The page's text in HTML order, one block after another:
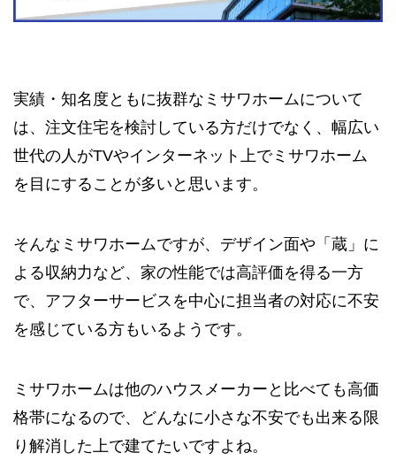
実績・知名度ともに抜群なミサワホームについて
は、注文住宅を検討している方だけでなく、幅広い
世代の人がTVやインターネット上でミサワホーム
を目にすることが多いと思います。
そんなミサワホームですが、デザイン面や「蔵」に
よる収納力など、家の性能では高評価を得る一方
で、アフターサービスを中心に担当者の対応に不安
を感じている方もいるようです。
ミサワホームは他のハウスメーカーと比べても高価
格帯になるので、どんなに小さな不安でも出来る限
り解消した上で建てたいですよね。